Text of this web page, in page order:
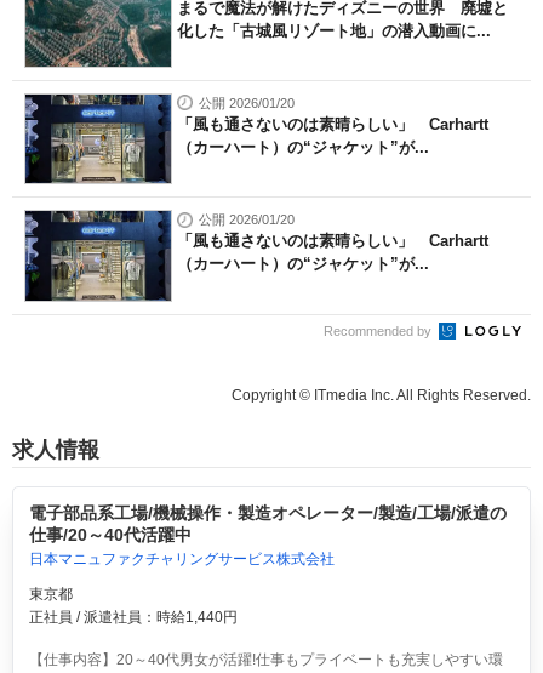
まるで魔法が解けたディズニーの世界 廃墟と
化した「古城風リゾート地」の潜入動画に...
公開 2026/01/20
「風も通さないのは素晴らしい」 Carhartt
（カーハート）の“ジャケット”が...
公開 2026/01/20
「風も通さないのは素晴らしい」 Carhartt
（カーハート）の“ジャケット”が...
Recommended by
Copyright © ITmedia Inc. All Rights Reserved.
求人情報
電子部品系工場/機械操作・製造オペレーター/製造/工場/派遣の
仕事/20～40代活躍中
日本マニュファクチャリングサービス株式会社
東京都
正社員 / 派遣社員：時給1,440円
【仕事内容】20～40代男女が活躍!仕事もプライベートも充実しやすい環